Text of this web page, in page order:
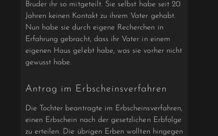
Bruder ihr so mitgeteilt. Sie selbst habe seit 20
Jahren keinen Kontakt zu ihrem Vater gehabt.
Nun habe sie durch eigene Recherchen in
Erfahrung gebracht, dass ihr Vater in einem
eigenen Haus gelebt habe, was sie vorher nicht
gewusst habe.
Antrag im Erbscheinsverfahren
Die Tochter beantragte im Erbscheinsverfahren,
einen Erbschein nach der gesetzlichen Erbfolge
zu erteilen. Die übrigen Erben wollten hingegen